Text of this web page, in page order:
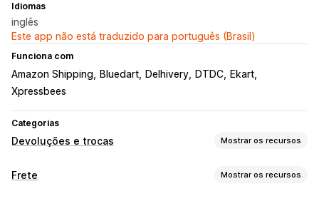
Idiomas
inglês
Este app não está traduzido para português (Brasil)
Funciona com
Amazon Shipping Bluedart Delhivery DTDC
Ekart
Xpressbees
Categorias
Devoluções e trocas Mostrar os recursos
Opções de devolução
Frete Mostrar os recursos